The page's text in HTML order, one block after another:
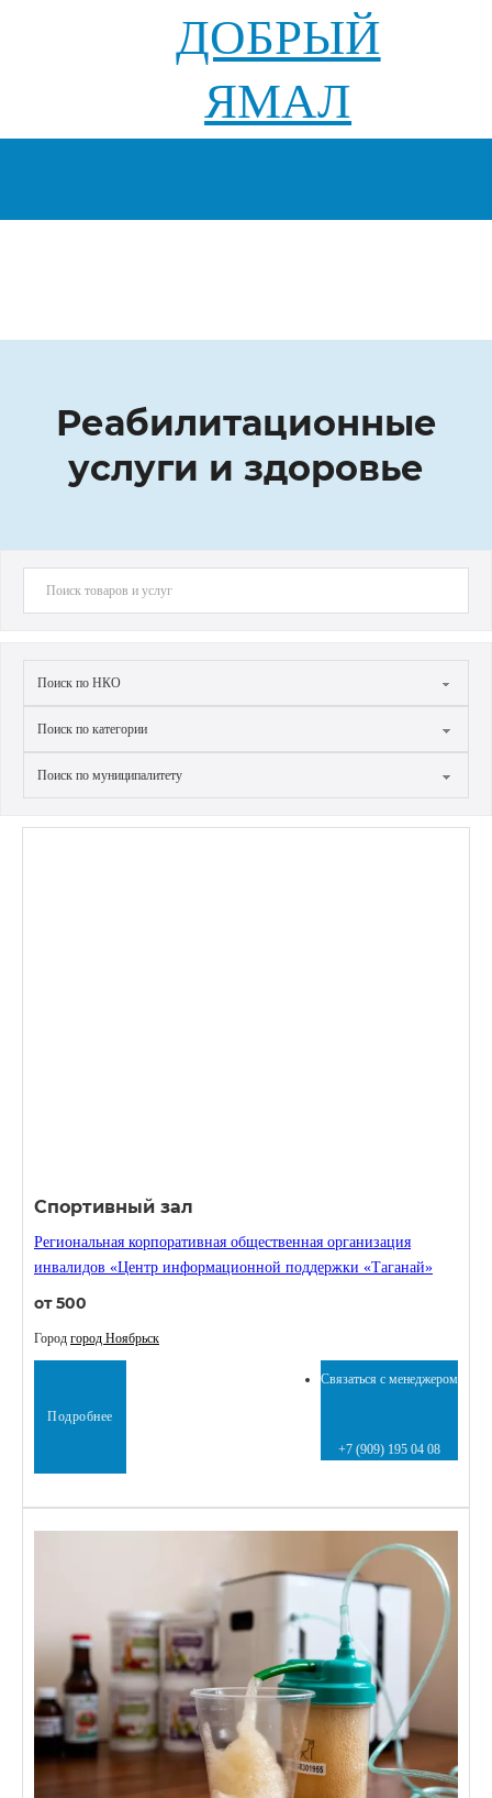
ДОБРЫЙ
ЯМАЛ
Реабилитационные
услуги и здоровье
Спортивный зал
Региональная корпоративная общественная организация
инвалидов «Центр информационной поддержки «Таганай»
от 500
Город город Ноябрьск
Подробнее
Связаться с менеджером
+7 (909) 195 04 08